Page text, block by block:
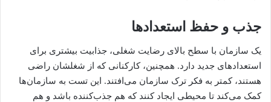
جذب و حفظ استعدادها
یک سازمان با سطح بالای رضایت شغلی، جذابیت بیشتری برای
استعدادهای جدید دارد. همچنین، کارکنانی که از شغلشان راضی
هستند، کمتر به فکر ترک سازمان می‌افتند. این تست به سازمان‌ها
کمک می‌کند تا محیطی ایجاد کنند که هم جذب‌کننده باشد و هم